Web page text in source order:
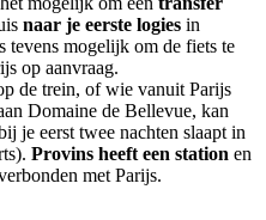
naar je eerste logies in
mogelijk om de fiets te
op aanvraag.
de trein, of wie vanuit Parijs
Domaine de Bellevue, kan
je eerst twee nachten slaapt in
Provins heeft een station en
met Parijs.